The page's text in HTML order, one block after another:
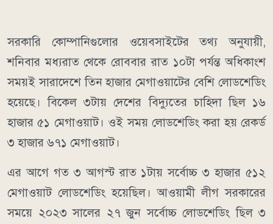
সরকারি কোম্পানিগুলোর ওয়েবসাইটের তথ্য অনুযায়ী,
শনিবার মধ্যরাত থেকে রোববার রাত ১০টা পর্যন্ত অধিকাংশ
সময়ই সারাদেশে তিন হাজার মেগাওয়াটের বেশি লোডশেডিং
হয়েছে। বিকেল ৩টায় দেশের বিদ্যুতের চাহিদা ছিল ১৬
হাজার ৫১ মেগাওয়াট। ওই সময় লোডশেডিং করা হয় রেকর্ড
৩ হাজার ৬৭১ মেগাওয়াট।
এর আগে গত ৩ আগস্ট রাত ১টায় সর্বোচ্চ ৩ হাজার ৫১২
মেগাওয়াট লোডশেডিং হয়েছিল। আওয়ামী লীগ সরকারের
সময়ে ২০২৩ সালের ২৭ জুন সর্বোচ্চ লোডশেডিং ছিল ৩